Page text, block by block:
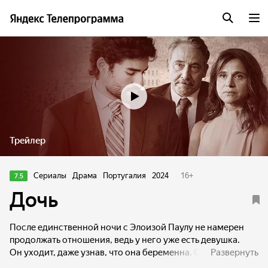
Трейлер
7.5 Сериалы Драма Португалия 2024 16+
Дочь
После единственной ночи с Элоизой Паулу не намерен
продолжать отношения, ведь у него уже есть девушка.
Он уходит, даже узнав, что она беременна. Столкнувшись
Развернуть